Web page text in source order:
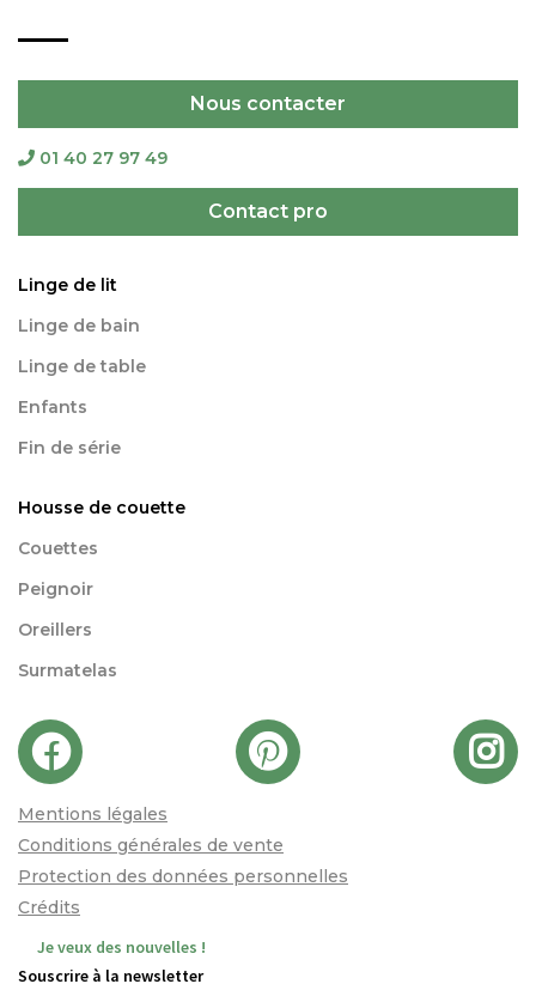
Nous contacter
01 40 27 97 49
Contact pro
Linge de lit
Linge de bain
Linge de table
Enfants
Fin de série
Housse de couette
Couettes
Peignoir
Oreillers
Surmatelas
Mentions légales
Conditions générales de vente
Protection des données personnelles
Crédits
Je veux des nouvelles !
Souscrire à la newsletter